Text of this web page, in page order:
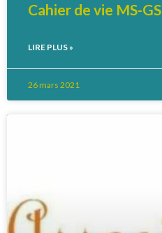
Cahier de vie MS-GS
LIRE PLUS »
26 mars 2021